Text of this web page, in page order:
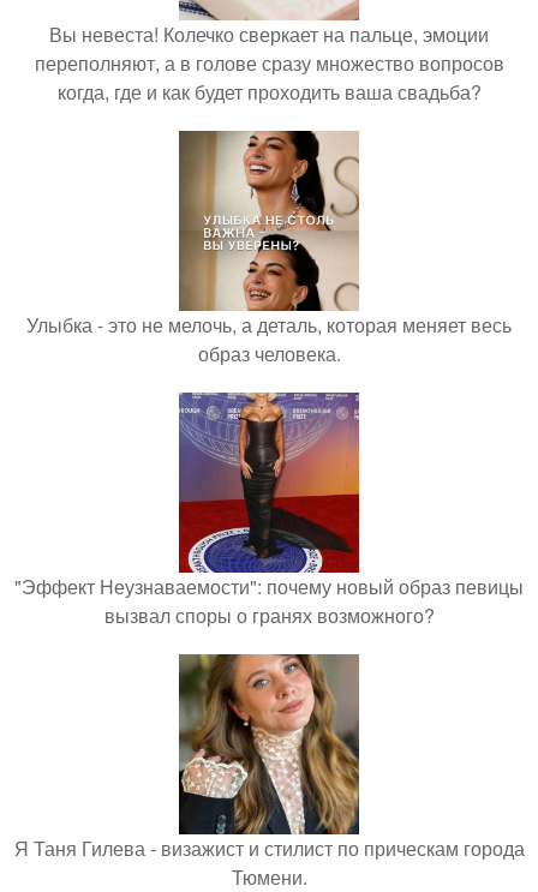
Вы невеста! Колечко сверкает на пальце, эмоции
переполняют, а в голове сразу множество вопросов
когда, где и как будет проходить ваша свадьба?
Улыбка - это не мелочь, а деталь, которая меняет весь
образ человека.
"Эффект Неузнаваемости": почему новый образ певицы
вызвал споры о гранях возможного?
Я Таня Гилева - визажист и стилист по прическам города
Тюмени.